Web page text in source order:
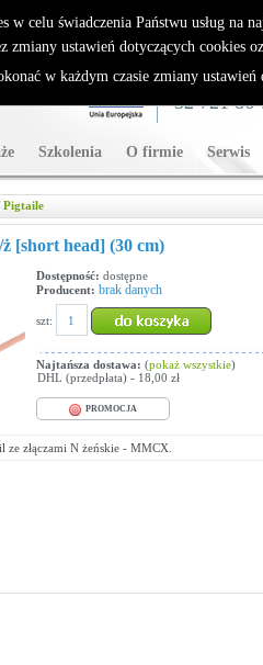
Szkolenia O firmie Serwis
WSPARCIE
32 721 86
Pigtaile
[short head] (30 cm)
Dostępność: dostępne
Producent: brak danych
szt:
Najtańsza dostawa: (pokaż wszystkie)
DHL (przedpłata) - 18,00 zł
PROMOCJA
złączami N żeńskie - MMCX.
w celu świadczenia Państwu usług na
ustawień dotyczących cookies
w każdym czasie zmiany ustawień